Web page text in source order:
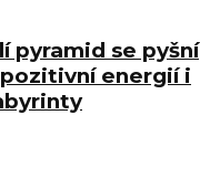
pyramid se pyšní
energií i